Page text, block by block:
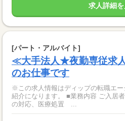
求人詳細
[パート・アルバイト]
≪大手法人★夜勤専従求
のお仕事です
※この求人情報はディップの転職エ
紹介になります。 ■業務内容 ご入居
の対応、医療処置 ...